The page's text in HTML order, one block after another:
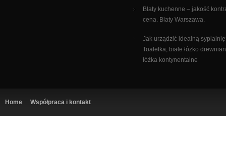
Blaty kuchenne – jakość
cena. Blaty Warszawa.
Jak urządzić idealną
Toaletka, białe łóżko
łóżka kontynentalne
Home Współpraca i kontakt